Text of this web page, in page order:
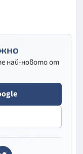
най-новото от